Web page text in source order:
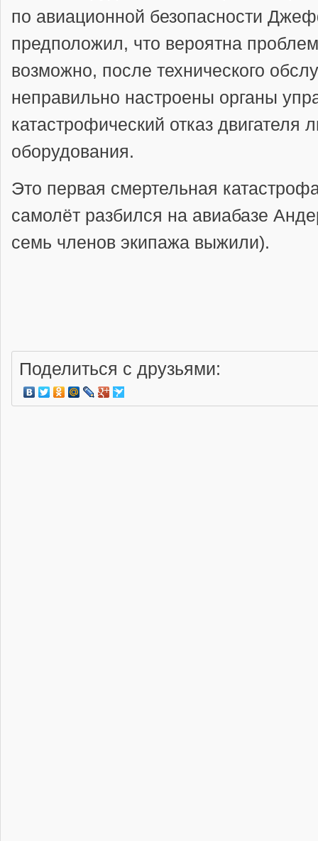
по авиационной безопасности
предположил, что вероятна
возможно, после технического
неправильно настроены органы
катастрофический отказ двигателя
оборудования.
Это первая смертельная
самолёт разбился на авиабазе
семь членов экипажа выжили).
Поделиться с друзьями: